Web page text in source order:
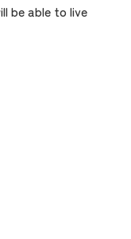
be able to live